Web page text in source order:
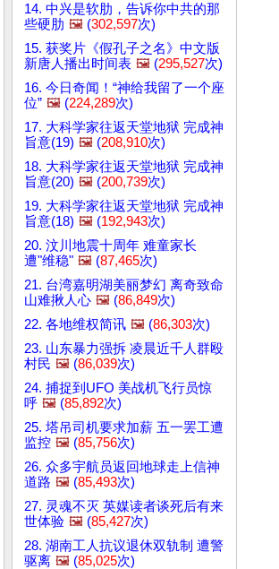
14. 中兴是软肋，告诉你中共的那
些硬肋 🖼️ (302,597次)
15. 获奖片《假孔子之名》中文版
新唐人播出时间表 🖼️ (295,527次)
16. 今日奇闻！“神给我留了一个座
位” 🖼️ (224,289次)
17. 大科学家往返天堂地狱 完成神
旨意(19) 🖼️ (208,910次)
18. 大科学家往返天堂地狱 完成神
旨意(20) 🖼️ (200,739次)
19. 大科学家往返天堂地狱 完成神
旨意(18) 🖼️ (192,943次)
20. 汶川地震十周年 难童家长
遭"维稳" 🖼️ (87,465次)
21. 台湾嘉明湖美丽梦幻 离奇致命
山难揪人心 🖼️ (86,849次)
22. 各地维权简讯 🖼️ (86,303次)
23. 山东暴力强拆 凌晨近千人群殴
村民 🖼️ (86,039次)
24. 捕捉到UFO 美战机飞行员惊
呼 🖼️ (85,892次)
25. 塔吊司机要求加薪 五一罢工遭
监控 🖼️ (85,756次)
26. 众多宇航员返回地球走上信神
道路 🖼️ (85,493次)
27. 灵魂不灭 英媒读者谈死后有来
世体验 🖼️ (85,427次)
28. 湖南工人抗议退休双轨制 遭警
驱离 🖼️ (85,025次)